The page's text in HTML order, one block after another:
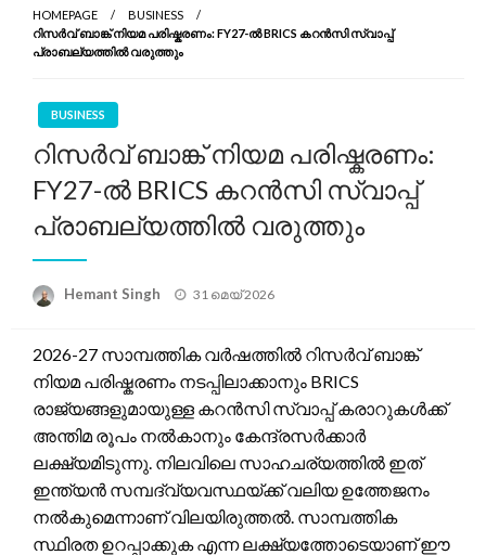
HOMEPAGE
BUSINESS
റിസർവ് ബാങ്ക് നിയമ പരിഷ്കരണം: FY27-ൽ BRICS കറൻസി സ്വാപ്പ്
പ്രാബല്യത്തിൽ വരുത്തും
BUSINESS
റിസർവ് ബാങ്ക് നിയമ പരിഷ്കരണം:
FY27-ൽ BRICS കറൻസി സ്വാപ്പ്
പ്രാബല്യത്തിൽ വരുത്തും
Hemant Singh
Posted
31 മെയ്‌ 2026
2026-27 സാമ്പത്തിക വർഷത്തിൽ റിസർവ് ബാങ്ക്
നിയമ പരിഷ്കരണം നടപ്പിലാക്കാനും BRICS
രാജ്യങ്ങളുമായുള്ള കറൻസി സ്വാപ്പ് കരാറുകൾക്ക്
അന്തിമ രൂപം നൽകാനും കേന്ദ്രസർക്കാർ
ലക്ഷ്യമിടുന്നു. നിലവിലെ സാഹചര്യത്തിൽ ഇത്
ഇന്ത്യൻ സമ്പദ്‌വ്യവസ്ഥയ്ക്ക് വലിയ ഉത്തേജനം
നൽകുമെന്നാണ് വിലയിരുത്തൽ. സാമ്പത്തിക
സ്ഥിരത ഉറപ്പാക്കുക എന്ന ലക്ഷ്യത്തോടെയാണ് ഈ